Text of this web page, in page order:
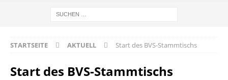
STARTSEITE AKTUELL Start des BVS-Stammtischs
Start des BVS-Stammtischs